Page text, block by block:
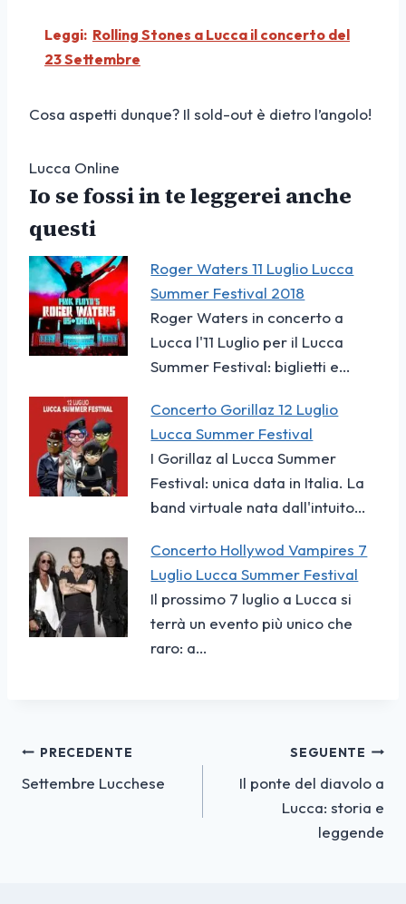
Leggi: Rolling Stones a Lucca il concerto del
23 Settembre
Cosa aspetti dunque? Il sold-out è dietro l’angolo!
Lucca Online
Io se fossi in te leggerei anche
questi
Roger Waters 11 Luglio Lucca
Summer Festival 2018
Roger Waters in concerto a
Lucca l'11 Luglio per il Lucca
Summer Festival: biglietti e…
Concerto Gorillaz 12 Luglio
Lucca Summer Festival
I Gorillaz al Lucca Summer
Festival: unica data in Italia. La
band virtuale nata dall'intuito…
Concerto Hollywod Vampires 7
Luglio Lucca Summer Festival
Il prossimo 7 luglio a Lucca si
terrà un evento più unico che
raro: a…
Navigazione
articoli
PRECEDENTE
Settembre Lucchese
SEGUENTE
Il ponte del diavolo a
Lucca: storia e
leggende